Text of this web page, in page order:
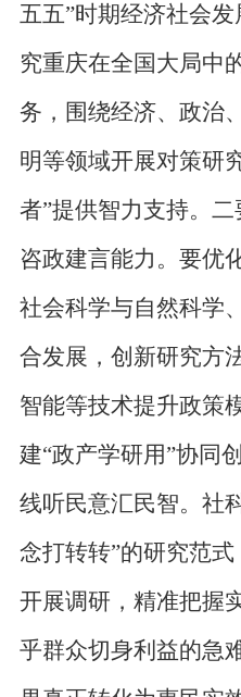
五五”时期经济社会
究重庆在全国大局中
务，围绕经济、政治
明等领域开展对策研
者”提供智力支持。
咨政建言能力。要优
社会科学与自然科学
合发展，创新研究方
智能等技术提升政策
建“政产学研用”协同
线听民意汇民智。社
念打转转”的研究范
开展调研，精准把握
乎群众切身利益的急